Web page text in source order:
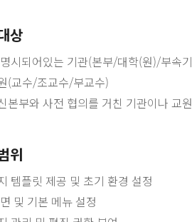
상
시되어있는 기관(본부/대학(원)/부속
(교수/조교수/부교수)
본부와 사전 협의를 거친 기관이나 교원
위
템플릿 제공 및 초기 환경 설정
및 기본 메뉴 설정